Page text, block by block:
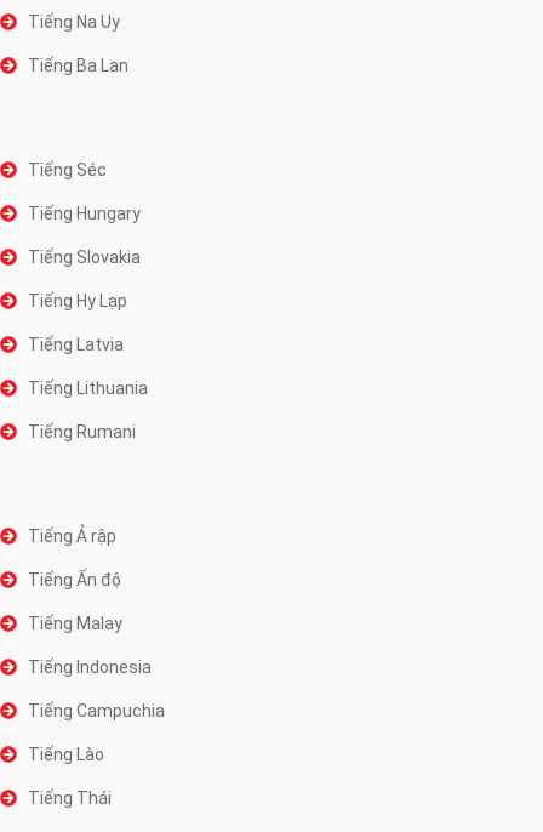
Tiếng Na Uy
Tiếng Ba Lan
Tiếng Séc
Tiếng Hungary
Tiếng Slovakia
Tiếng Hy Lạp
Tiếng Latvia
Tiếng Lithuania
Tiếng Rumani
Tiếng Ả rập
Tiếng Ấn độ
Tiếng Malay
Tiếng Indonesia
Tiếng Campuchia
Tiếng Lào
Tiếng Thái